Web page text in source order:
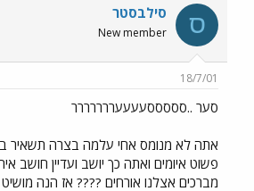
ס סילבסטר
New member
18/7/01
סער ..סססססעעעעררררררר
אתה לא מנומס אחי עלמה בצרה תשאיר
פשוט איומים ואתה כך יושב ועדיין חושב
מברכים אצלנו אורחים ???? אז הנה